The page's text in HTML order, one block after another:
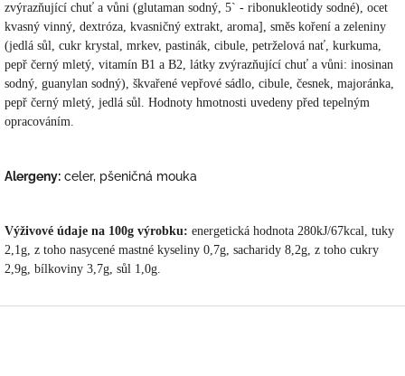
zvýrazňující chuť a vůni (glutaman sodný, 5` - ribonukleotidy sodné), ocet
kvasný vinný, dextróza, kvasničný extrakt, aroma], směs koření a zeleniny
(jedlá sůl, cukr krystal, mrkev, pastinák, cibule, petrželová nať, kurkuma,
pepř černý mletý, vitamín B1 a B2, látky zvýrazňující chuť a vůni: inosinan
sodný, guanylan sodný), škvařené vepřové sádlo, cibule, česnek, majoránka,
pepř černý mletý, jedlá sůl. Hodnoty hmotnosti uvedeny před tepelným
opracováním.
Alergeny: celer, pšeničná mouka
Výživové údaje na 100g výrobku: energetická hodnota 280kJ/67kcal, tuky
2,1g, z toho nasycené mastné kyseliny 0,7g, sacharidy 8,2g, z toho cukry
2,9g, bílkoviny 3,7g, sůl 1,0g.